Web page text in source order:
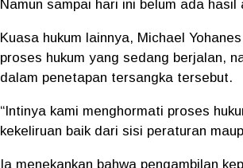
Namun sampai hari ini belum ada hasil
Kuasa hukum lainnya, Michael Yohanes
proses hukum yang sedang berjalan,
dalam penetapan tersangka tersebut.
“Intinya kami menghormati proses
kekeliruan baik dari sisi peraturan
Ia menekankan bahwa pengambilan